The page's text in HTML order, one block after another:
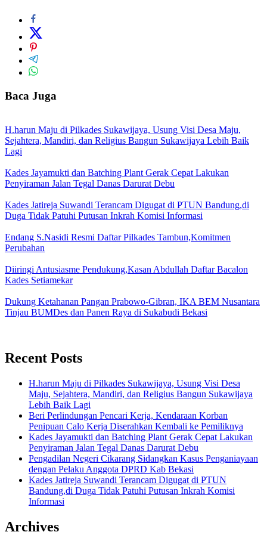
Baca Juga
H.harun Maju di Pilkades Sukawijaya, Usung Visi Desa Maju,
Sejahtera, Mandiri, dan Religius Bangun Sukawijaya Lebih Baik
Lagi
Kades Jayamukti dan Batching Plant Gerak Cepat Lakukan
Penyiraman Jalan Tegal Danas Darurat Debu
Kades Jatireja Suwandi Terancam Digugat di PTUN Bandung,di
Duga Tidak Patuhi Putusan Inkrah Komisi Informasi
Endang S.Nasidi Resmi Daftar Pilkades Tambun,Komitmen
Perubahan
Diiringi Antusiasme Pendukung,Kasan Abdullah Daftar Bacalon
Kades Setiamekar
Dukung Ketahanan Pangan Prabowo-Gibran, IKA BEM Nusantara
Tinjau BUMDes dan Panen Raya di Sukabudi Bekasi
Recent Posts
H.harun Maju di Pilkades Sukawijaya, Usung Visi Desa
Maju, Sejahtera, Mandiri, dan Religius Bangun Sukawijaya
Lebih Baik Lagi
Beri Perlindungan Pencari Kerja, Kendaraan Korban
Penipuan Calo Kerja Diserahkan Kembali ke Pemiliknya
Kades Jayamukti dan Batching Plant Gerak Cepat Lakukan
Penyiraman Jalan Tegal Danas Darurat Debu
Pengadilan Negeri Cikarang Sidangkan Kasus Penganiayaan
dengan Pelaku Anggota DPRD Kab Bekasi
Kades Jatireja Suwandi Terancam Digugat di PTUN
Bandung,di Duga Tidak Patuhi Putusan Inkrah Komisi
Informasi
Archives